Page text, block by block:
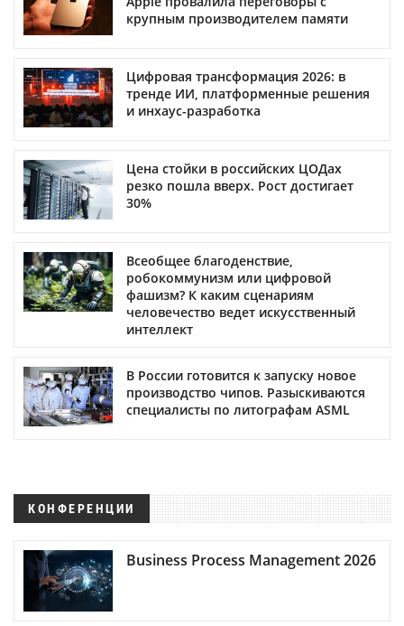
крупным производителем памяти
Цифровая трансформация 2026: в
тренде ИИ, платформенные решения
и инхаус-разработка
Цена стойки в российских ЦОДах
резко пошла вверх. Рост достигает
30%
Всеобщее благоденствие,
робокоммунизм или цифровой
фашизм? К каким сценариям
человечество ведет искусственный
интеллект
В России готовится к запуску новое
производство чипов. Разыскиваются
специалисты по литографам ASML
КОНФЕРЕНЦИИ
Business Process Management 2026